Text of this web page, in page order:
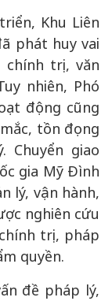
Khu Liên
phát huy vai
chính trị, văn
nhiên, Phó
động cũng
tồn đọng
Chuyển giao
gia Mỹ Đình
lý, vận hành,
nghiên cứu
trị, pháp
quyền.
đề pháp lý,